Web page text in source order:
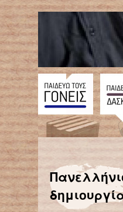
← Επιστροφή στο
Όταν έχεις τόσα πολλά να πεις, γιατί έχεις